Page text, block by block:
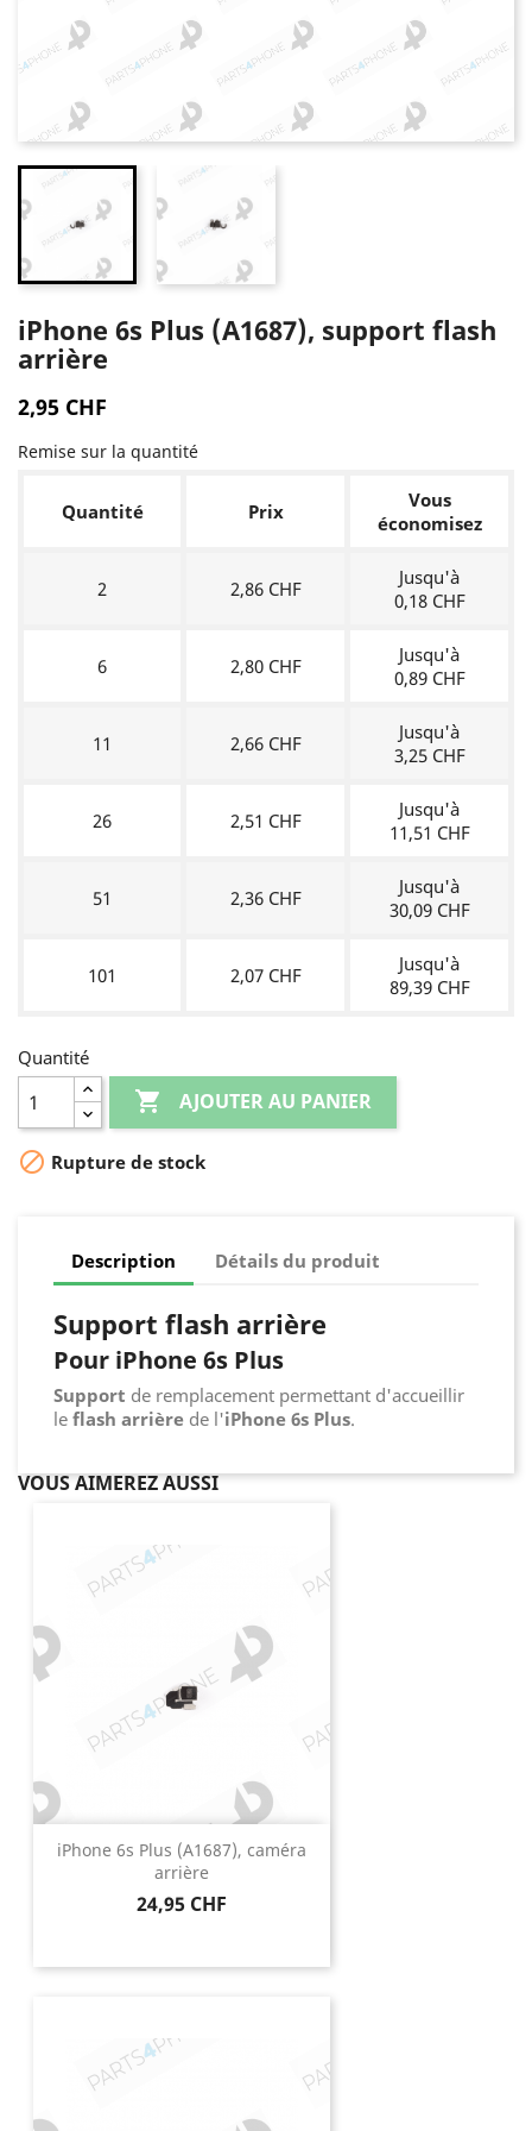
iPhone 6s Plus (A1687), support flash
arrière
2,95 CHF
Remise sur la quantité
Quantité Prix
Vous
économisez
2 2,86 CHF
Jusqu'à
0,18 CHF
6 2,80 CHF
Jusqu'à
0,89 CHF
11 2,66 CHF
Jusqu'à
3,25 CHF
26 2,51 CHF
Jusqu'à
11,51 CHF
51 2,36 CHF
Jusqu'à
30,09 CHF
101 2,07 CHF
Jusqu'à
89,39 CHF
Quantité
 AJOUTER AU PANIER
 Rupture de stock
Description Détails du produit
Support flash arrière
Pour iPhone 6s Plus
Support de remplacement permettant d'accueillir
le flash arrière de l'iPhone 6s Plus.
VOUS AIMEREZ AUSSI
iPhone 6s Plus (A1687), caméra
arrière
Prix
24,95 CHF